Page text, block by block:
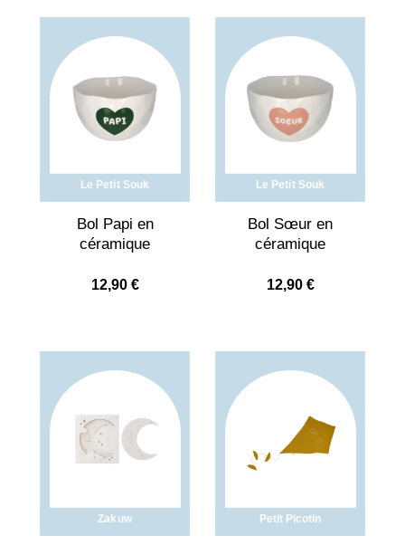
Le Petit Souk
Bol Papi en
céramique
12,90 €
Le Petit Souk
Bol Sœur en
céramique
12,90 €
Zakuw Petit Picotin